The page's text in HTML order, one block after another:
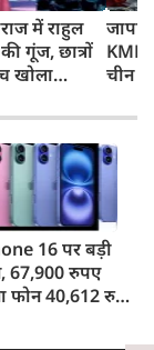
में राहुल
गूंज, छात्रों
खोला
का सच
चीन
में
स्कूल
16 पर बड़ी
67,900 रुपए
फोन 40,612 रुपए
डिस्काउंट